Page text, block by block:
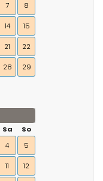
7 8
14 15
21 22
28 29
Sa
So
4 5
11 12